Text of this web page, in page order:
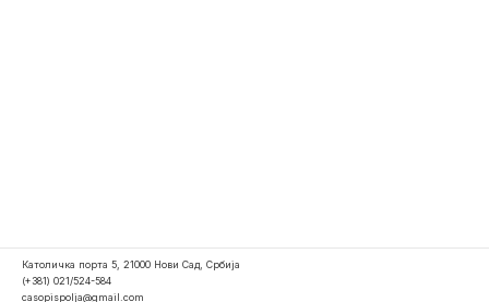
Католичка порта 5, 21000 Нови Сад, Србија
(+381) 021/524-584
casopispolja@gmail.com